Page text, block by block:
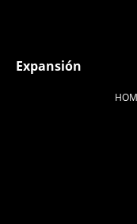
Expansión